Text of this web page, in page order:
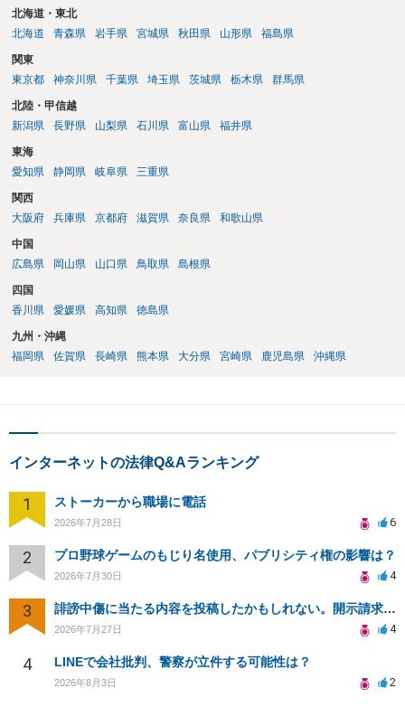
も）、相談者さんが刑事民事の責任に問われることはないでしょう。
私見ながらご参考まで。
北海道・東北
北海道
青森県 岩手県 宮城県 秋田県 山形県 福島県
関東
東京都
神奈川県 千葉県 埼玉県 茨城県 栃木県 群馬県
北陸・甲信越
新潟県
長野県 山梨県 石川県 富山県 福井県
東海
愛知県
静岡県 岐阜県 三重県
関西
大阪府
兵庫県 京都府 滋賀県 奈良県 和歌山県
中国
広島県
岡山県 山口県 鳥取県 島根県
四国
香川県
愛媛県 高知県 徳島県
九州・沖縄
福岡県
佐賀県 長崎県 熊本県 大分県 宮崎県 鹿児島県 沖縄県
インターネットの法律Q&Aランキング
1 ストーカーから職場に電話
2026年7月28日 6
2 プロ野球ゲームのもじり名使用、パブリシティ権の影響は？
2026年7月30日 4
3 誹謗中傷に当たる内容を投稿したかもしれない。開示請求や民事刑事裁判に発展しうるのか教えて欲しい。
2026年7月27日 4
4 LINEで会社批判、警察が立件する可能性は？
2026年8月3日 2